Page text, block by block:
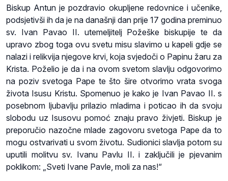
Biskup Antun je pozdravio okupljene redovnice i učenike,
podsjetivši ih da je na današnji dan prije 17 godina preminuo
sv. Ivan Pavao II. utemeljitelj Požeške biskupije te da
upravo zbog toga ovu svetu misu slavimo u kapeli gdje se
nalazi i relikvija njegove krvi, koja svjedoči o Papinu žaru za
Krista. Poželio je da i na ovom svetom slavlju odgovorimo
na poziv svetoga Pape te što šire otvorimo vrata svoga
života Isusu Kristu. Spomenuo je kako je Ivan Pavao II. s
posebnom ljubavlju prilazio mladima i poticao ih da svoju
slobodu uz Isusovu pomoć znaju pravo živjeti. Biskup je
preporučio nazočne mlade zagovoru svetoga Pape da to
mogu ostvarivati u svom životu. Sudionici slavlja potom su
uputili molitvu sv. Ivanu Pavlu II. i zaključili je pjevanim
poklikom: „Sveti Ivane Pavle, moli za nas!“